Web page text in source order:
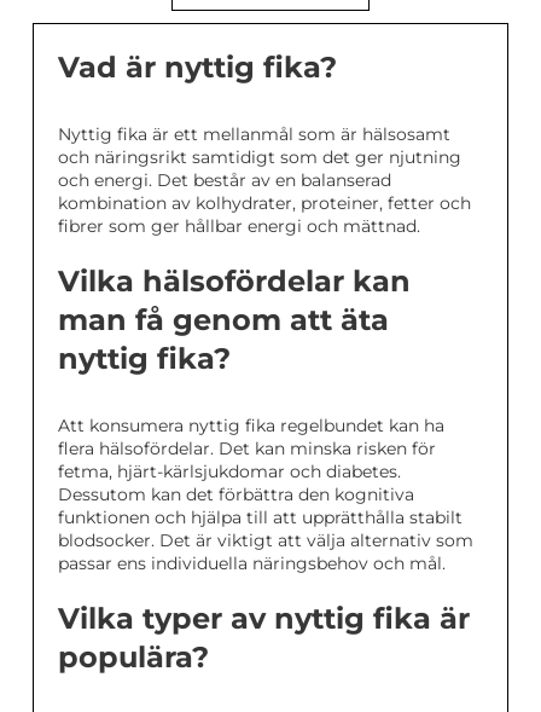
Vad är nyttig fika?
Nyttig fika är ett mellanmål som är hälsosamt
och näringsrikt samtidigt som det ger njutning
och energi. Det består av en balanserad
kombination av kolhydrater, proteiner, fetter och
fibrer som ger hållbar energi och mättnad.
Vilka hälsofördelar kan
man få genom att äta
nyttig fika?
Att konsumera nyttig fika regelbundet kan ha
flera hälsofördelar. Det kan minska risken för
fetma, hjärt-kärlsjukdomar och diabetes.
Dessutom kan det förbättra den kognitiva
funktionen och hjälpa till att upprätthålla stabilt
blodsocker. Det är viktigt att välja alternativ som
passar ens individuella näringsbehov och mål.
Vilka typer av nyttig fika är
populära?